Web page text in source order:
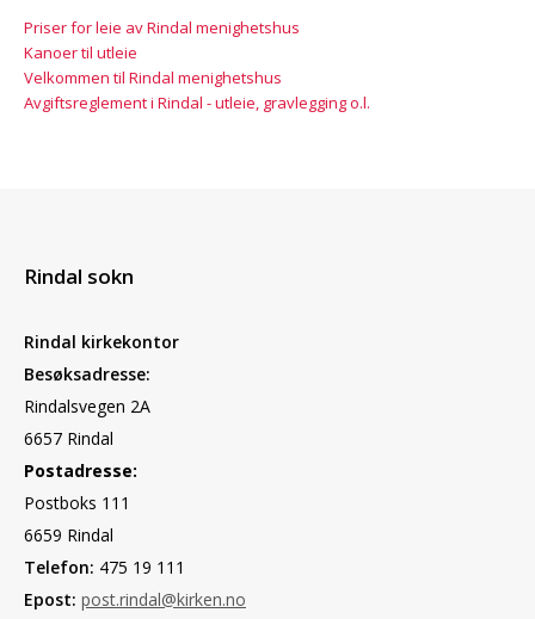
UTLEIE
Priser for leie av Rindal menighetshus
Kanoer til utleie
Velkommen til Rindal menighetshus
Avgiftsreglement i Rindal - utleie, gravlegging o.l.
Rindal sokn
Rindal kirkekontor
Besøksadresse:
Rindalsvegen 2A
6657 Rindal
Postadresse:
Postboks 111
6659 Rindal
Telefon: 475 19 111
Epost: post.rindal@kirken.no